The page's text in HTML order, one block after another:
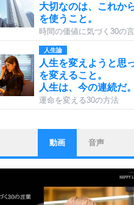
大切なのは、これか
を使うこと。
時間の価値に気づく30の
人生論
人生を変えようと思
を変えること。
人生は、今の連続だ。
運命を変える30の方法
ストレス対策
他人と比べない。
いっそのこと、他人
プラス思考
動画 音声